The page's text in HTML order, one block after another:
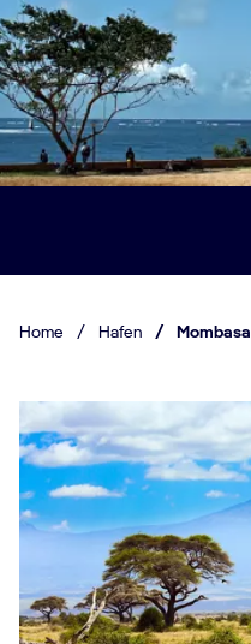
Home / Hafen / Mombasa